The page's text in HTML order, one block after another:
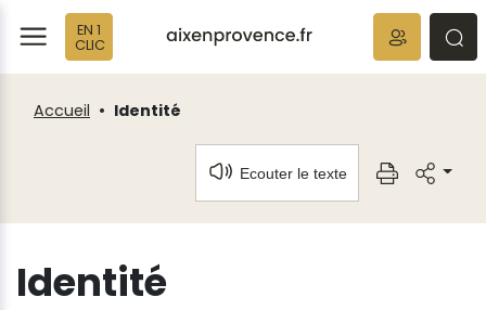
EN 1
CLIC
Accueil Identité
Ecouter le texte
Identité
Fenêtre
de
chat
Panneau de gestion des cookies